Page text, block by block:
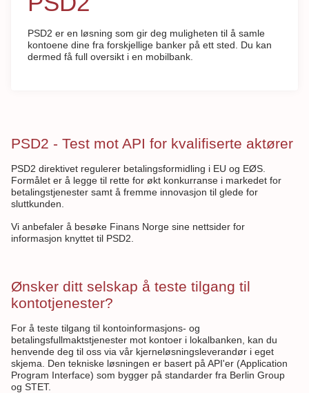
PSD2 er en løsning som gir deg muligheten til å samle
kontoene dine fra forskjellige banker på ett sted. Du kan
dermed få full oversikt i en mobilbank.
PSD2 - Test mot API for kvalifiserte aktører
PSD2 direktivet regulerer betalingsformidling i EU og EØS.
Formålet er å legge til rette for økt konkurranse i markedet for
betalingstjenester samt å fremme innovasjon til glede for
sluttkunden.
Vi anbefaler å besøke Finans Norge sine nettsider for
informasjon knyttet til PSD2.
Ønsker ditt selskap å teste tilgang til
kontotjenester?
For å teste tilgang til kontoinformasjons- og
betalingsfullmaktstjenester mot kontoer i lokalbanken, kan du
henvende deg til oss via vår kjerneløsningsleverandør i eget
skjema. Den tekniske løsningen er basert på API'er (Application
Program Interface) som bygger på standarder fra Berlin Group
og STET.